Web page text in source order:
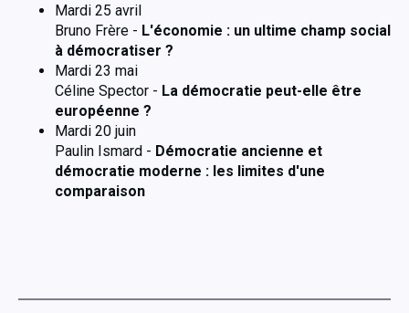
Mardi 25 avril
Bruno Frère - L'économie : un ultime champ social
à démocratiser ?
Mardi 23 mai
Céline Spector - La démocratie peut-elle être
européenne ?
Mardi 20 juin
Paulin Ismard - Démocratie ancienne et
démocratie moderne : les limites d'une
comparaison